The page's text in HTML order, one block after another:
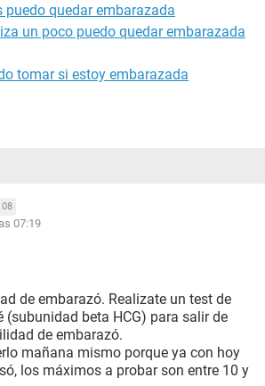
quedar embarazada
un poco puedo quedar embarazada
tomar si estoy embarazada
07:19
de embarazó. Realizate un test de
(subunidad beta HCG) para salir de
de embarazó.
mañana mismo porque ya con hoy
los máximos a probar son entre 10 y